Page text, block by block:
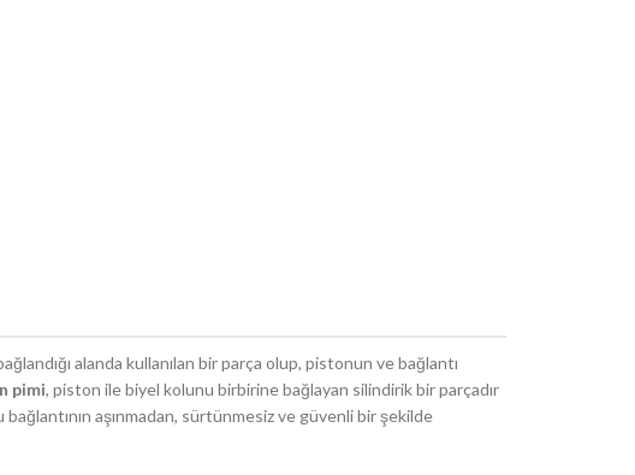
alanda kullanılan bir parça olup, pistonun ve bağlantı
pimi, piston ile biyel kolunu birbirine bağlayan silindirik bir parçadır
bağlantının aşınmadan, sürtünmesiz ve güvenli bir şekilde